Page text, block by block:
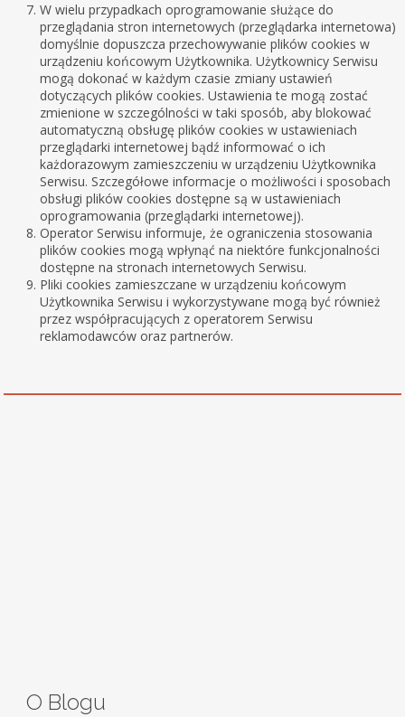
W wielu przypadkach oprogramowanie służące do
przeglądania stron internetowych (przeglądarka internetowa)
domyślnie dopuszcza przechowywanie plików cookies w
urządzeniu końcowym Użytkownika. Użytkownicy Serwisu
mogą dokonać w każdym czasie zmiany ustawień
dotyczących plików cookies. Ustawienia te mogą zostać
zmienione w szczególności w taki sposób, aby blokować
automatyczną obsługę plików cookies w ustawieniach
przeglądarki internetowej bądź informować o ich
każdorazowym zamieszczeniu w urządzeniu Użytkownika
Serwisu. Szczegółowe informacje o możliwości i sposobach
obsługi plików cookies dostępne są w ustawieniach
oprogramowania (przeglądarki internetowej).
Operator Serwisu informuje, że ograniczenia stosowania
plików cookies mogą wpłynąć na niektóre funkcjonalności
dostępne na stronach internetowych Serwisu.
Pliki cookies zamieszczane w urządzeniu końcowym
Użytkownika Serwisu i wykorzystywane mogą być również
przez współpracujących z operatorem Serwisu
reklamodawców oraz partnerów.
O Blogu